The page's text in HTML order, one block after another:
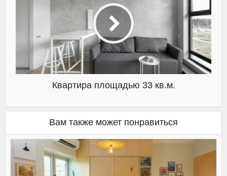
Квартира площадью 33 кв.м.
Вам также может понравиться